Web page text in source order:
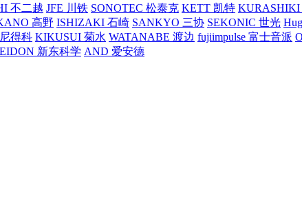
不二越 JFE 川铁 SONOTEC 松泰克 KETT 凯特 KURASHIKI
高野 ISHIZAKI 石崎 SANKYO 三协 SEKONIC 世光
得科 KIKUSUI 菊水 WATANABE 渡边 fujiimpulse 富士音派
新东科学 AND 爱安德